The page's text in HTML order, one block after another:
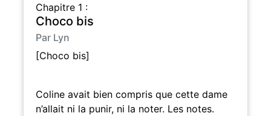
Chapitre 1 :
Choco bis
Par Lyn
[Choco bis]
Coline avait bien compris que cette dame
n’allait ni la punir, ni la noter. Les notes.